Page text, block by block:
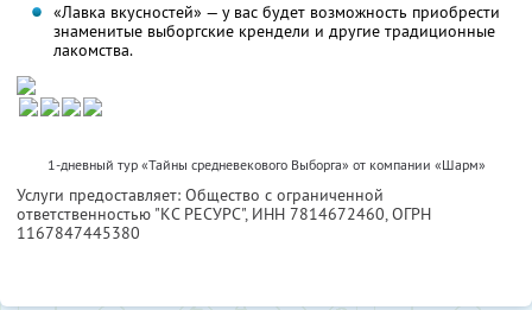
«Лавка вкусностей» — у вас будет возможность приобрести
знаменитые выборгские крендели и другие традиционные
лакомства.
1-дневный тур «Тайны средневекового Выборга» от компании «Шарм»
Услуги предоставляет: Общество с ограниченной
ответственностью "КС РЕСУРС", ИНН 7814672460, ОГРН
1167847445380